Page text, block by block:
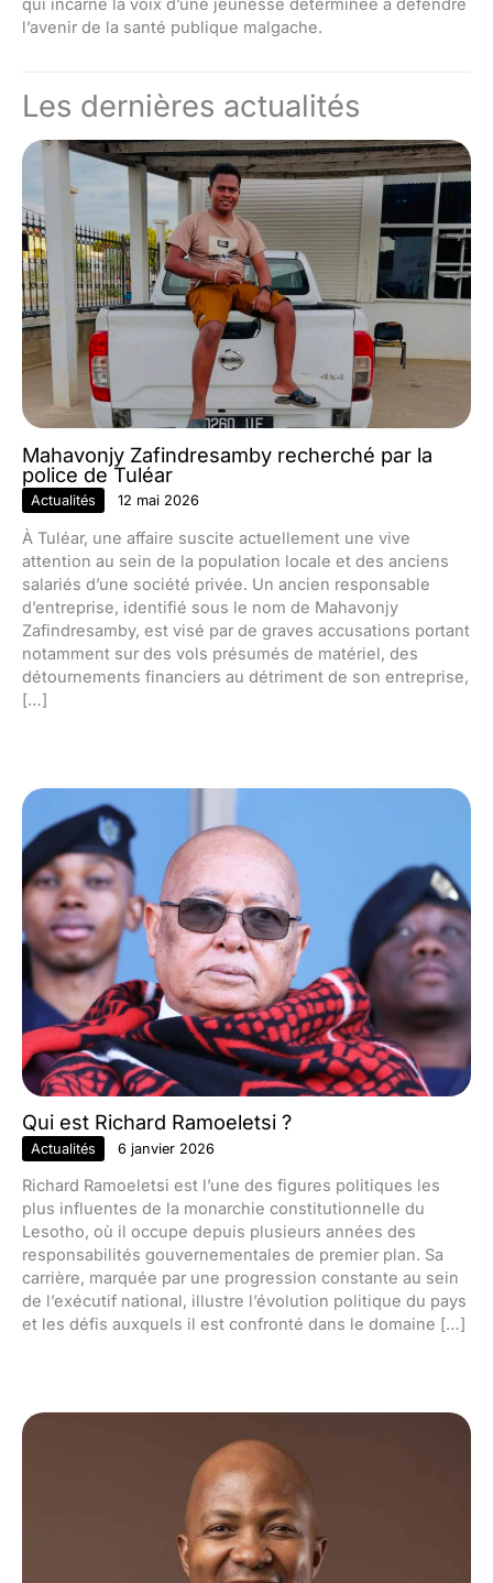
qui incarne la voix d’une jeunesse déterminée à défendre
l’avenir de la santé publique malgache.
Les dernières actualités
Mahavonjy Zafindresamby recherché par la
police de Tuléar
Actualités 12 mai 2026
À Tuléar, une affaire suscite actuellement une vive
attention au sein de la population locale et des anciens
salariés d’une société privée. Un ancien responsable
d’entreprise, identifié sous le nom de Mahavonjy
Zafindresamby, est visé par de graves accusations portant
notamment sur des vols présumés de matériel, des
détournements financiers au détriment de son entreprise,
[…]
Qui est Richard Ramoeletsi ?
Actualités 6 janvier 2026
Richard Ramoeletsi est l’une des figures politiques les
plus influentes de la monarchie constitutionnelle du
Lesotho, où il occupe depuis plusieurs années des
responsabilités gouvernementales de premier plan. Sa
carrière, marquée par une progression constante au sein
de l’exécutif national, illustre l’évolution politique du pays
et les défis auxquels il est confronté dans le domaine […]